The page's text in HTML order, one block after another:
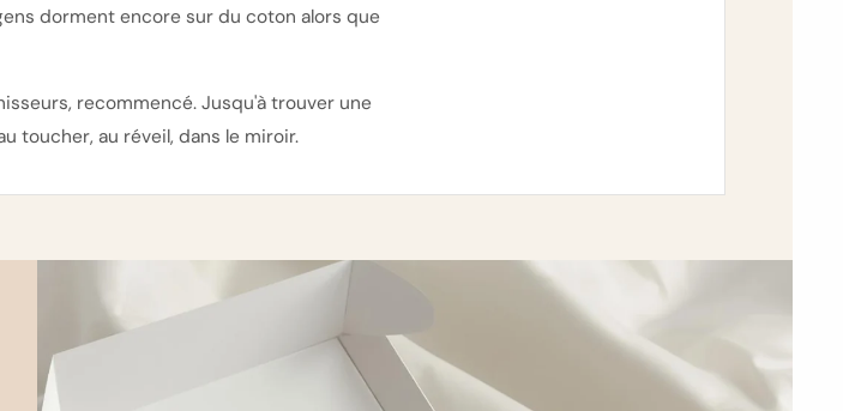
dorment encore sur du coton alors que
recommencé. Jusqu'à trouver une
toucher, au réveil, dans le miroir.